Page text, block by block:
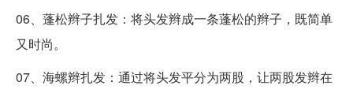
06、蓬松辫子扎发：将头发辫成一条蓬松的辫子，既简单
又时尚。
07、海螺辫扎发：通过将头发平分为两股，让两股发辫在